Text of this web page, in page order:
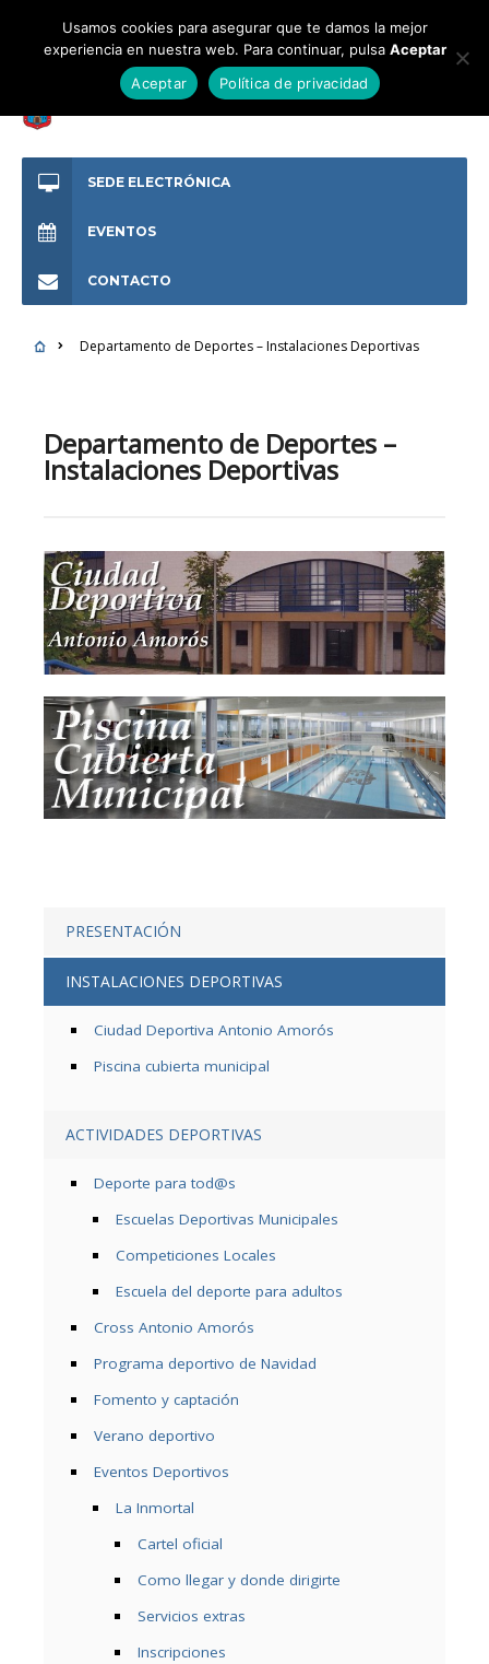
SEDE ELECTRÓNICA
EVENTOS
CONTACTO
Departamento de Deportes – Instalaciones Deportivas
Departamento de Deportes –
Instalaciones Deportivas
PRESENTACIÓN
INSTALACIONES DEPORTIVAS
Ciudad Deportiva Antonio Amorós
Piscina cubierta municipal
ACTIVIDADES DEPORTIVAS
Deporte para tod@s
Escuelas Deportivas Municipales
Competiciones Locales
Escuela del deporte para adultos
Cross Antonio Amorós
Programa deportivo de Navidad
Fomento y captación
Verano deportivo
Eventos Deportivos
La Inmortal
Cartel oficial
Como llegar y donde dirigirte
Servicios extras
Inscripciones
Usamos cookies para asegurar que te damos la mejor
experiencia en nuestra web. Para continuar, pulsa Aceptar
Aceptar
Política de privacidad